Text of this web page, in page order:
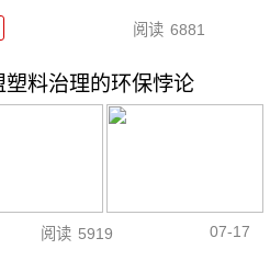
阅读 6881
料治理的环保悖论
阅读 5919 07-17